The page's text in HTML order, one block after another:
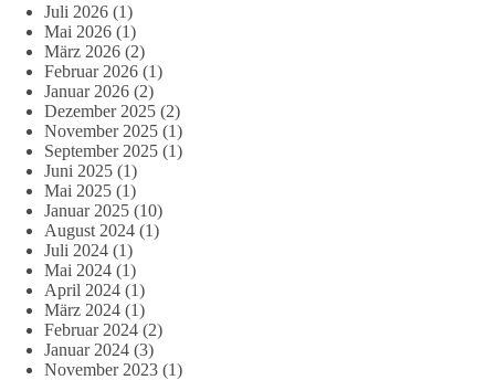
Juli 2026 (1)
Mai 2026 (1)
März 2026 (2)
Februar 2026 (1)
Januar 2026 (2)
Dezember 2025 (2)
November 2025 (1)
September 2025 (1)
Juni 2025 (1)
Mai 2025 (1)
Januar 2025 (10)
August 2024 (1)
Juli 2024 (1)
Mai 2024 (1)
April 2024 (1)
März 2024 (1)
Februar 2024 (2)
Januar 2024 (3)
November 2023 (1)